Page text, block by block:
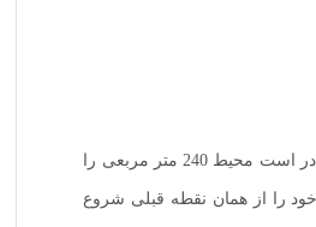
ساعت است. که می تواند تا 180 دقیقه کار کند و با هر بار شارژ، قادر است محیط 240 متر مربعی را
را از همان نقطه قبلی شروع